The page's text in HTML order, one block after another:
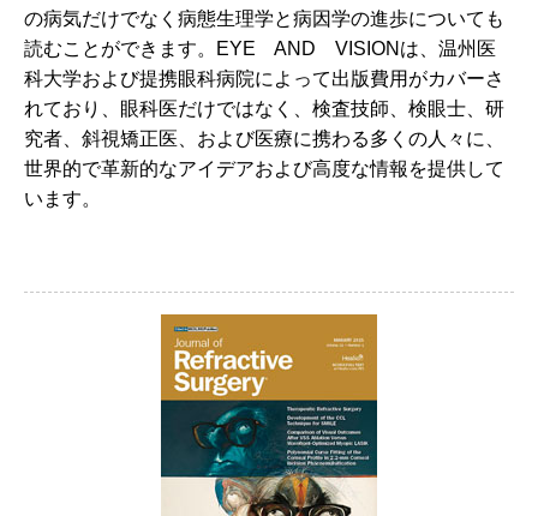
の病気だけでなく病態生理学と病因学の進歩についても
読むことができます。EYE AND VISIONは、温州医
科大学および提携眼科病院によって出版費用がカバーさ
れており、眼科医だけではなく、検査技師、検眼士、研
究者、斜視矯正医、および医療に携わる多くの人々に、
世界的で革新的なアイデアおよび高度な情報を提供して
います。